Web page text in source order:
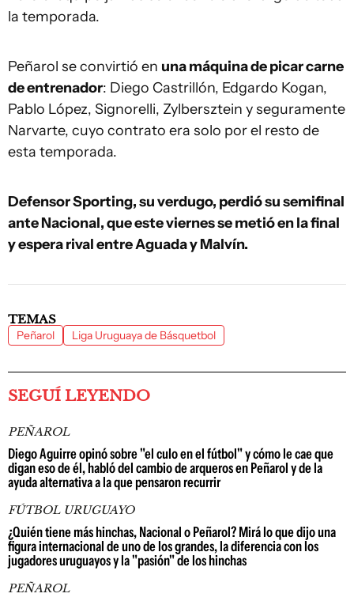
la temporada.
Peñarol se convirtió en una máquina de picar carne
de entrenador: Diego Castrillón, Edgardo Kogan,
Pablo López, Signorelli, Zylbersztein y seguramente
Narvarte, cuyo contrato era solo por el resto de
esta temporada.
Defensor Sporting, su verdugo, perdió su semifinal
ante Nacional, que este viernes se metió en la final
y espera rival entre Aguada y Malvín.
TEMAS
Peñarol Liga Uruguaya de Básquetbol
SEGUÍ LEYENDO
PEÑAROL
Diego Aguirre opinó sobre "el culo en el fútbol" y cómo le cae que
digan eso de él, habló del cambio de arqueros en Peñarol y de la
ayuda alternativa a la que pensaron recurrir
FÚTBOL URUGUAYO
¿Quién tiene más hinchas, Nacional o Peñarol? Mirá lo que dijo una
figura internacional de uno de los grandes, la diferencia con los
jugadores uruguayos y la "pasión" de los hinchas
PEÑAROL